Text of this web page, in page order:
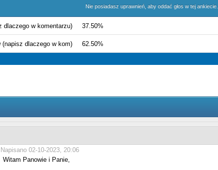
Nie posiadasz uprawnień, aby oddać głos w tej ankiecie.
dlaczego w komentarzu) 37.50%
(napisz dlaczego w kom) 62.50%
Napisano 02-10-2023, 20:06
Witam Panowie i Panie,